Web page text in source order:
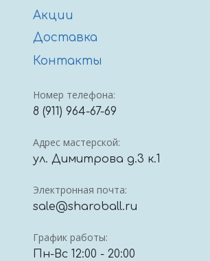
Акции
Доставка
Контакты
Номер телефона:
8 (911) 964-67-69
Адрес мастерской:
ул. Димитрова д.3 к.1
Электронная почта:
sale@sharoball.ru
График работы:
Пн-Вс 12:00 - 20:00